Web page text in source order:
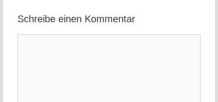
Schreibe einen Kommentar